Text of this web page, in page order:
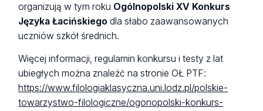
organizują w tym roku Ogólnopolski XV Konkurs
Języka Łacińskiegodla słabo zaawansowanych
uczniów szkół średnich.
Więcej informacji, regulamin konkursu i testy z lat
ubiegłych można znaleźć na stronie OŁ PTF:
https://www.filologiaklasyczna.uni.lodz.pl/polskie-
towarzystwo-filologiczne/ogonopolski-konkurs-